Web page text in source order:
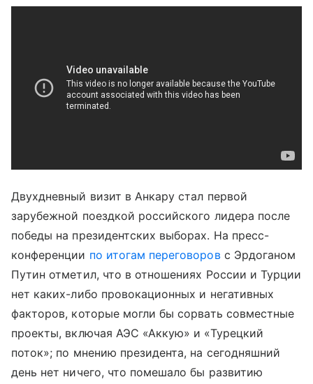
Двухдневный визит в Анкару стал первой
зарубежной поездкой российского лидера после
победы на президентских выборах. На пресс-
конференции по итогам переговоровс Эрдоганом
Путин отметил, что в отношениях России и Турции
нет каких-либо провокационных и негативных
факторов, которые могли бы сорвать совместные
проекты, включая АЭС «Аккую» и «Турецкий
поток»; по мнению президента, на сегодняшний
день нет ничего, что помешало бы развитию